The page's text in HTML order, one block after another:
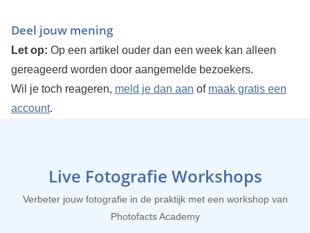
Deel jouw mening
Let op: Op een artikel ouder dan een week kan alleen
gereageerd worden door aangemelde bezoekers.
Wil je toch reageren, meld je dan aan of maak gratis een
account.
Live Fotografie Workshops
Verbeter jouw fotografie in de praktijk met een workshop van
Photofacts Academy